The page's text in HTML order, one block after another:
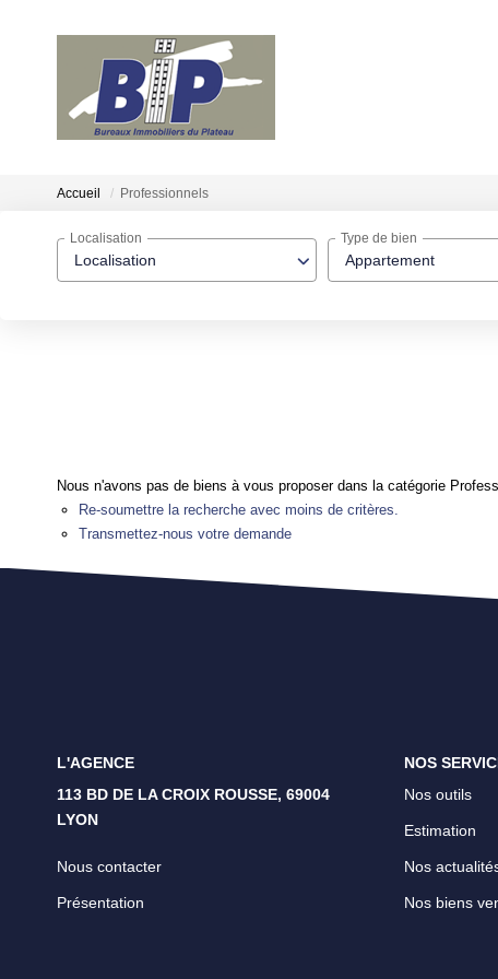
Accueil Professionnels
Localisation
Localisation
Appartement
Type de bien
Nous n'avons pas de biens à vous proposer dans la catégorie
Re-soumettre la recherche avec moins de critères.
Transmettez-nous votre demande
L'AGENCE
113 BD DE LA CROIX ROUSSE, 69004
LYON
Nous contacter
Présentation
NOS
Nos outils
Estimation
Nos
Nos biens